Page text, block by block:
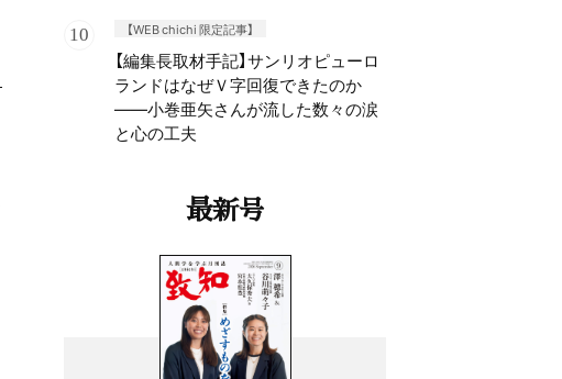
【WEB chichi 限定記事】
【編集長取材手記】サンリオピューロ
ランドはなぜＶ字回復できたのか
——小巻亜矢さんが流した数々の涙
と心の工夫
最新号